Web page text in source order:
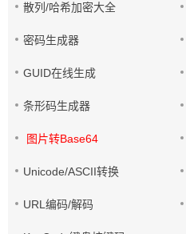
散列/哈希加密大全
密码生成器
GUID在线生成
条形码生成器
图片转Base64
Unicode/ASCII转换
URL编码/解码